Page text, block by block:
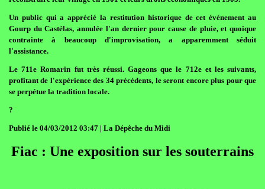
Un public qui a apprécié la restitution historique de cet événement au
Gourp du Castélas, annulée l'an dernier pour cause de pluie, et quoique
contrainte à beaucoup d'improvisation, a apparemment séduit
l'assistance.
Le 711e Romarin fut très réussi. Gageons que le 712e et les suivants,
profitant de l'expérience des 34 précédents, le seront encore plus pour que
se perpétue la tradition locale.
?
Publié le 04/03/2012 03:47 | La Dépêche du Midi
Fiac : Une exposition sur les souterrains